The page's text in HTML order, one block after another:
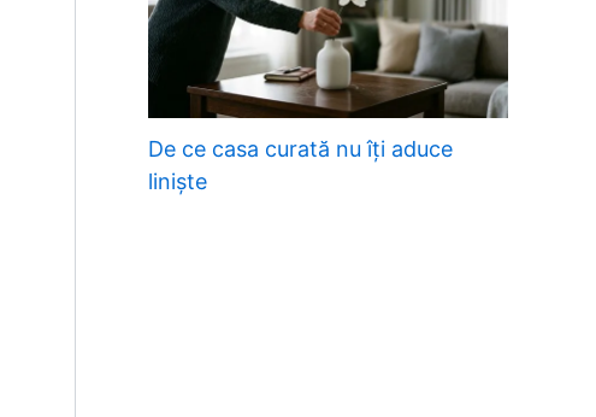
De ce casa curată nu îți aduce
liniște